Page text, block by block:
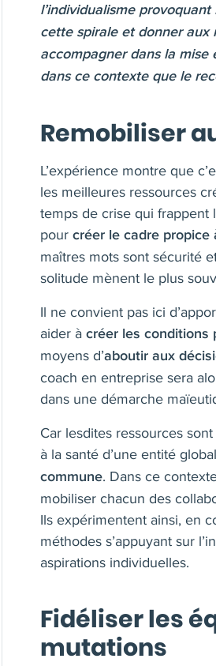
l’individualisme
cette spirale et donner aux
accompagner dans la mise
dans ce contexte que le
Remobiliser
L’expérience montre que
les meilleures ressources
temps de crise qui frappent
pour créer le cadre
maîtres mots sont sécurité
solitude mènent le plus
Il ne convient pas ici
aider à créer les conditions
moyens d’aboutir aux
coach en entreprise sera
dans une démarche
Car lesdites ressources
à la santé d’une entité
commune. Dans ce
mobiliser chacun des
Ils expérimentent ainsi, en
méthodes s’appuyant sur
aspirations individuelles.
Fidéliser les
mutations